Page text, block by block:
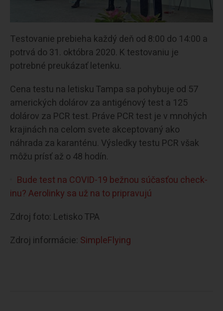
Testovanie prebieha každý deň od 8:00 do 14:00 a
potrvá do 31. októbra 2020. K testovaniu je
potrebné preukázať letenku.
Cena testu na letisku Tampa sa pohybuje od 57
amerických dolárov za antigénový test a 125
dolárov za PCR test. Práve PCR test je v mnohých
krajinách na celom svete akceptovaný ako
náhrada za karanténu. Výsledky testu PCR však
môžu prísť až o 48 hodín.
Bude test na COVID-19 bežnou súčasťou check-
inu? Aerolinky sa už na to pripravujú
Zdroj foto: Letisko TPA
Zdroj informácie: SimpleFlying